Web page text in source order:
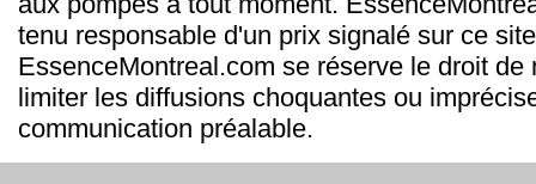
tenu responsable d'un prix signalé sur ce
EssenceMontreal.com se réserve le droit de
limiter les diffusions choquantes ou
communication préalable.